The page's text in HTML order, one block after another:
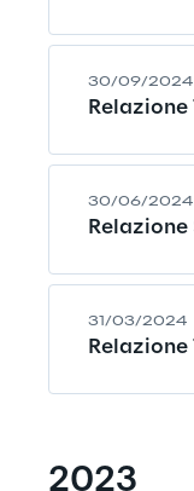
30/09/2024
30/06/2024
31/03/2024
2023